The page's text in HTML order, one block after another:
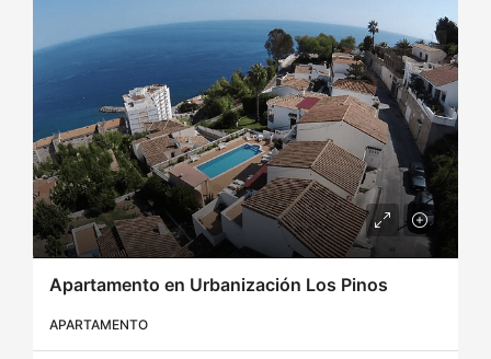
Apartamento en Urbanización Los Pinos
APARTAMENTO